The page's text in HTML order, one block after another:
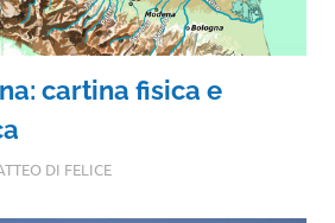
cartina fisica e
DI FELICE